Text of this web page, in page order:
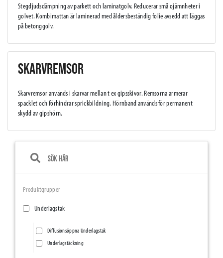
Stegdjudsdämpning av parkett och laminatgolv. Reducerar små ojämnheter i
golvet. Kombimattan är laminerad med åldersbeständig folie avsedd att läggas
på betonggolv.
SKARVREMSOR
Skarvremsor används i skarvar mellan t ex gipsskivor. Remsorna armerar
spacklet och förhindrar sprickbildning. Hörnband används för permanent
skydd av gipshörn.
Produktgrupper
Underlagstak
Diffusionsöppna Underlagstak
Underlagstäckning